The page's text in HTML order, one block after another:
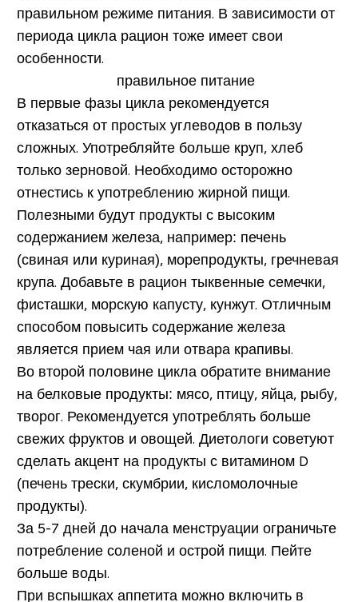
правильном режиме питания. В зависимости от
периода цикла рацион тоже имеет свои
особенности.
В первые фазы цикла рекомендуется
отказаться от простых углеводов в пользу
сложных. Употребляйте больше круп, хлеб
только зерновой. Необходимо осторожно
отнестись к употреблению жирной пищи.
Полезными будут продукты с высоким
содержанием железа, например: печень
(свиная или куриная), морепродукты, гречневая
крупа. Добавьте в рацион тыквенные семечки,
фисташки, морскую капусту, кунжут. Отличным
способом повысить содержание железа
является прием чая или отвара крапивы.
Во второй половине цикла обратите внимание
на белковые продукты: мясо, птицу, яйца, рыбу,
творог. Рекомендуется употреблять больше
свежих фруктов и овощей. Диетологи советуют
сделать акцент на продукты с витамином D
(печень трески, скумбрии, кисломолочные
продукты).
За 5-7 дней до начала менструации ограничьте
потребление соленой и острой пищи. Пейте
больше воды.
При вспышках аппетита можно включить в